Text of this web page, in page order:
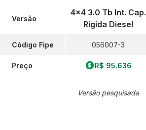
Versão
Código Fipe
Preço
4x4 3.0 Tb Int. Cap.
Rigida Diesel
056007-3
R$ 95.636
Versão pesquisada